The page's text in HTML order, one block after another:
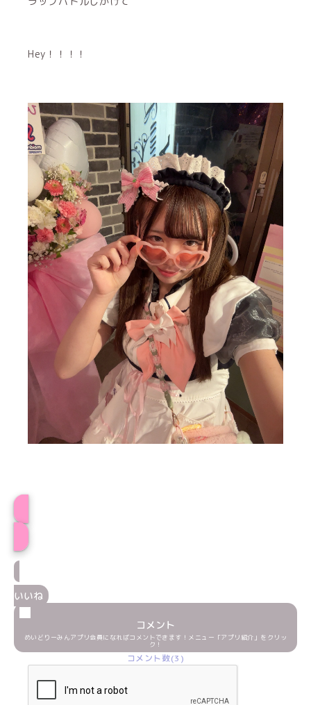
Hey！！！！
いいね
コメント
めいどりーみんアプリ会員になればコメントできます！メニュー「アプリ紹介」をクリッ
ク！
コメント数(3)